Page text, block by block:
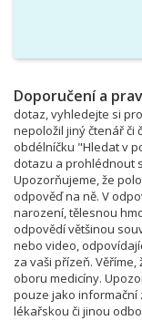
Doporučení a
dotaz, vyhledejte si
nepoložil jiný čtenář či
obdélníčku "Hledat v
dotazu a prohlédnout
Upozorňujeme, že
odpověď na ně. V
narození, tělesnou
odpovědí většinou
nebo video,
za vaši přízeň.
oboru medicíny.
pouze jako informační
lékařskou či jinou